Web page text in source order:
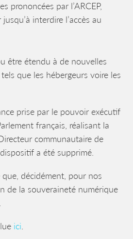
prononcées par l’ARCEP,
interdire l’accès au
être étendu à de nouvelles
que les hébergeurs voire les
prise par le pouvoir exécutif
français, réalisant la
communautaire de
a été supprimé.
décidément, pour nos
de la souveraineté numérique
ici